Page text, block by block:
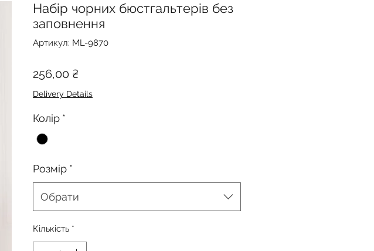
Набір чорних бюстгальтерів без
заповнення
Артикул: ML-9870
256,00 ₴
Delivery Details
Колір *
Розмір *
Обрати
Кількість *